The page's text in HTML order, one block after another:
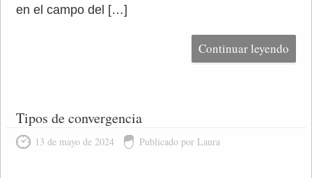
en el campo del […]
Continuar leyendo
Tipos de convergencia
13 de mayo de 2024 Publicado por Laura